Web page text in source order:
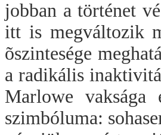
jobban a történet
itt is megváltozik
õszintesége
a radikális
Marlowe
szimbóluma: